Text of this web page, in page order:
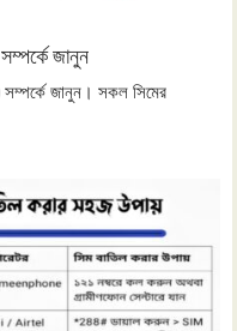
জানুন
জানুন। সকল সিমের